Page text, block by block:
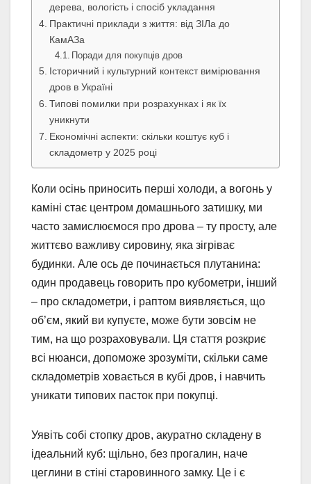
дерева, вологість і спосіб укладання
Практичні приклади з життя: від ЗІЛа до
КамАЗа
Поради для покупців дров
Історичний і культурний контекст вимірювання
дров в Україні
Типові помилки при розрахунках і як їх
уникнути
Економічні аспекти: скільки коштує куб і
складометр у 2025 році
Коли осінь приносить перші холоди, а вогонь у
каміні стає центром домашнього затишку, ми
часто замислюємося про дрова – ту просту, але
життєво важливу сировину, яка зігріває
будинки. Але ось де починається плутанина:
один продавець говорить про кубометри, інший
– про складометри, і раптом виявляється, що
об’єм, який ви купуєте, може бути зовсім не
тим, на що розраховували. Ця стаття розкриє
всі нюанси, допоможе зрозуміти, скільки саме
складометрів ховається в кубі дров, і навчить
уникати типових пасток при покупці.
Уявіть собі стопку дров, акуратно складену в
ідеальний куб: щільно, без прогалин, наче
цеглини в стіні старовинного замку. Це і є